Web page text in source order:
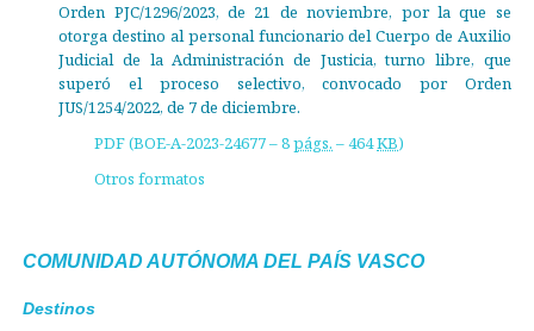
Orden PJC/1296/2023, de 21 de noviembre, por la que se
otorga destino al personal funcionario del Cuerpo de Auxilio
Judicial de la Administración de Justicia, turno libre, que
superó el proceso selectivo, convocado por Orden
JUS/1254/2022, de 7 de diciembre.
PDF (BOE-A-2023-24677 – 8págs. – 464KB)
Otros formatos
COMUNIDAD AUTÓNOMA DEL PAÍS VASCO
Destinos